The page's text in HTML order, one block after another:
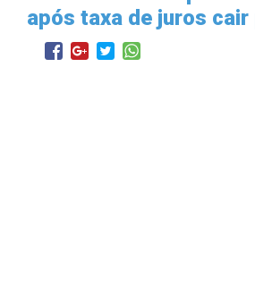
após taxa de juros cair